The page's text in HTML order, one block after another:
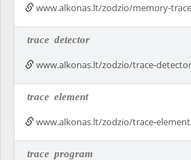
www.alkonas.lt/zodzio/memory-
trace detector
www.alkonas.lt/zodzio/trace-
trace element
www.alkonas.lt/zodzio/trace-
trace program